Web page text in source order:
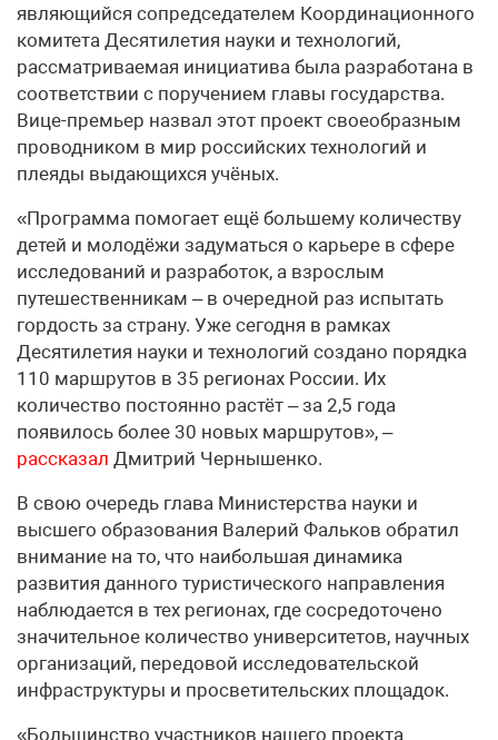
являющийся сопредседателем Координационного
комитета Десятилетия науки и технологий,
рассматриваемая инициатива была разработана в
соответствии с поручением главы государства.
Вице-премьер назвал этот проект своеобразным
проводником в мир российских технологий и
плеяды выдающихся учёных.
«Программа помогает ещё большему количеству
детей и молодёжи задуматься о карьере в сфере
исследований и разработок, а взрослым
путешественникам – в очередной раз испытать
гордость за страну. Уже сегодня в рамках
Десятилетия науки и технологий создано порядка
110 маршрутов в 35 регионах России. Их
количество постоянно растёт – за 2,5 года
появилось более 30 новых маршрутов», –
рассказал Дмитрий Чернышенко.
В свою очередь глава Министерства науки и
высшего образования Валерий Фальков обратил
внимание на то, что наибольшая динамика
развития данного туристического направления
наблюдается в тех регионах, где сосредоточено
значительное количество университетов, научных
организаций, передовой исследовательской
инфраструктуры и просветительских площадок.
«Большинство участников нашего проекта